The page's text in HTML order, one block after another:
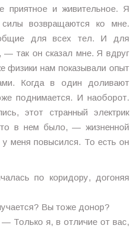
приятное и живительное. Я
возвращаются ко мне.
общие для всех тел. И для
— так он сказал мне. Я вдруг
физики нам показывали опыт
Когда в один доливают
поднимается. И наоборот.
этот странный электрик
в нем было, — жизненной
меня повысился. То есть он
по коридору, догоняя
Вы тоже донор?
я, в отличие от вас,